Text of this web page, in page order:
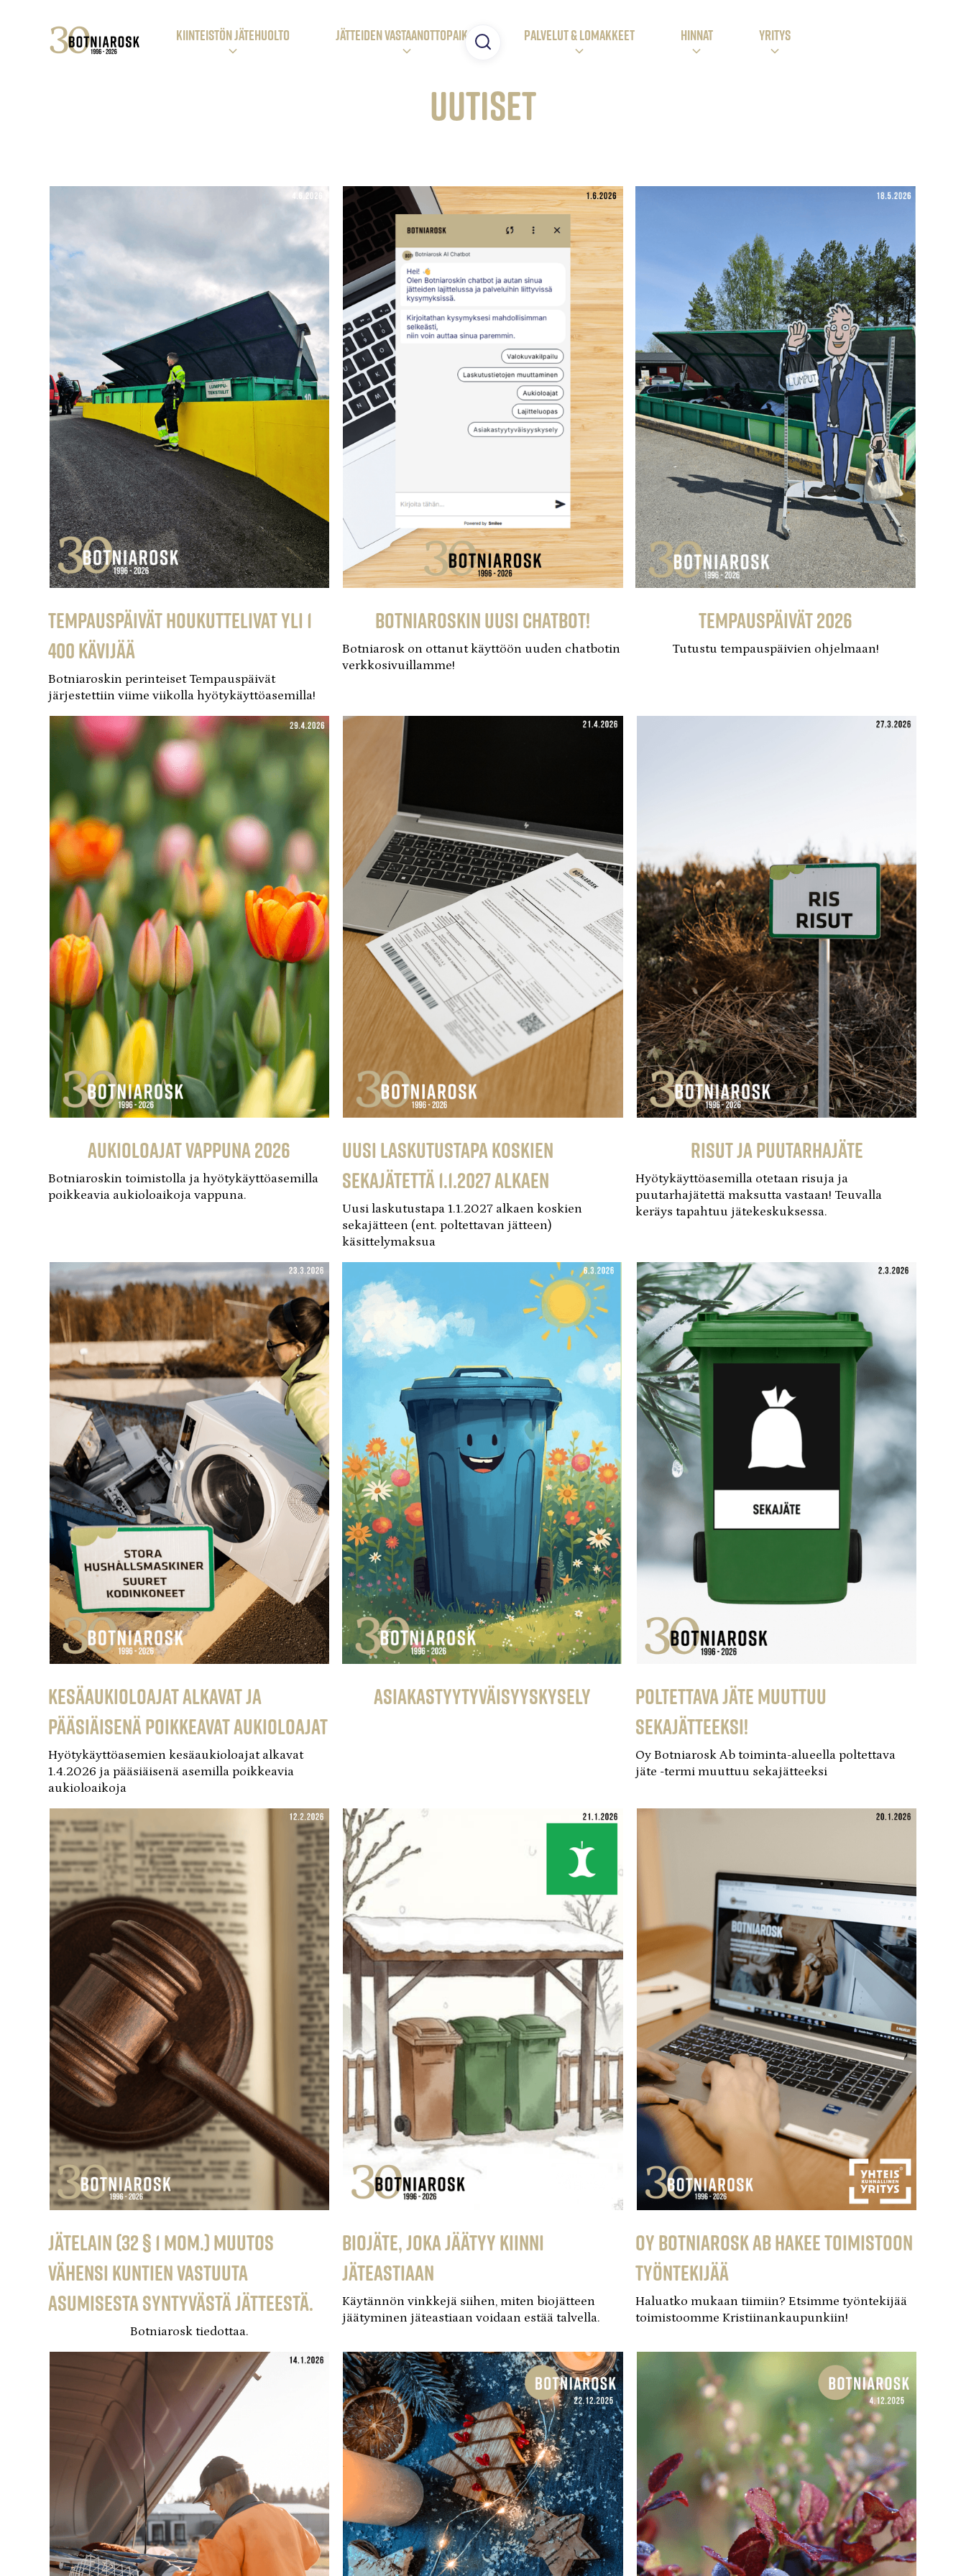
KIINTEISTÖN JÄTEHUOLTO JÄTTEIDEN VASTAANOTTOpaikat Palvelut & LOMAKKEET HINNAT Yritys
Uutiset
Tempauspäivät houkuttelivat yli 1
400 kävijää
Botniaroskin perinteiset Tempauspäivät
järjestettiin viime viikolla hyötykäyttöasemilla!
Botniaroskin uusi chatbot!
Botniarosk on ottanut käyttöön uuden chatbotin
verkkosivuillamme!
Tempauspäivät 2026
Tutustu tempauspäivien ohjelmaan!
Aukioloajat vappuna 2026
Botniaroskin toimistolla ja hyötykäyttöasemilla
poikkeavia aukioloaikoja vappuna.
Uusi laskutustapa koskien
sekajätettä 1.1.2027 alkaen
Uusi laskutustapa 1.1.2027 alkaen koskien
sekajätteen (ent. poltettavan jätteen)
käsittelymaksua
Risut ja puutarhajäte
Hyötykäyttöasemilla otetaan risuja ja
puutarhajätettä maksutta vastaan! Teuvalla
keräys tapahtuu jätekeskuksessa.
Kesäaukioloajat alkavat ja
pääsiäisenä poikkeavat aukioloajat
Hyötykäyttöasemien kesäaukioloajat alkavat
1.4.2026 ja pääsiäisenä asemilla poikkeavia
aukioloaikoja
Asiakastyytyväisyyskysely
Poltettava jäte muuttuu
sekajätteeksi!
Oy Botniarosk Ab toiminta-alueella poltettava
jäte -termi muuttuu sekajätteeksi
Jätelain (32 § 1 mom.) muutos
vähensi kuntien vastuuta
asumisesta syntyvästä jätteestä.
Botniarosk tiedottaa.
Biojäte, joka jäätyy kiinni
jäteastiaan
Käytännön vinkkejä siihen, miten biojätteen
jäätyminen jäteastiaan voidaan estää talvella.
Oy Botniarosk Ab hakee toimistoon
työntekijää
Haluatko mukaan tiimiin? Etsimme työntekijää
toimistoomme Kristiinankaupunkiin!